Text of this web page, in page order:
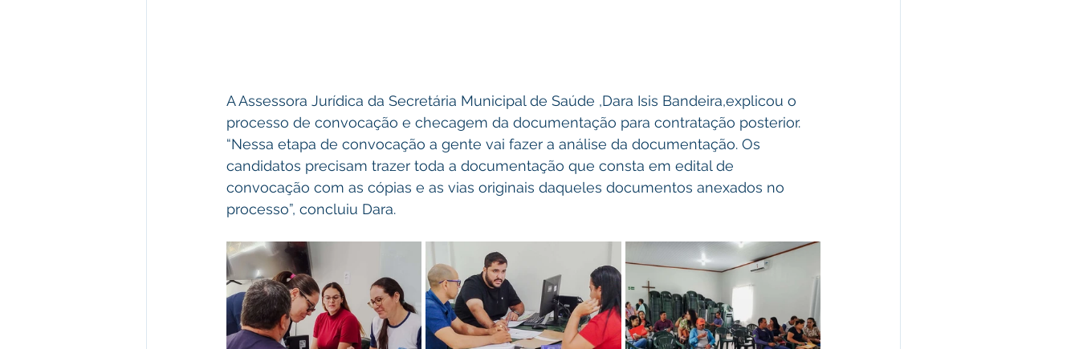
A Assessora Jurídica da Secretária Municipal de Saúde ,Dara Isis Bandeira,explicou o
processo de convocação e checagem da documentação para contratação posterior.
“Nessa etapa de convocação a gente vai fazer a análise da documentação. Os
candidatos precisam trazer toda a documentação que consta em edital de
convocação com as cópias e as vias originais daqueles documentos anexados no
processo”, concluiu Dara.